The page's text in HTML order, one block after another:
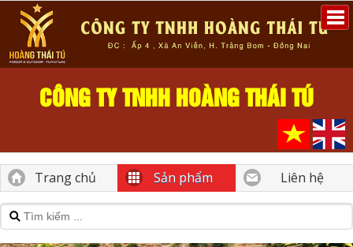
CÔNG TY TNHH HOÀNG THÁI TÚ
Trang chủ Sản phẩm Liên hệ